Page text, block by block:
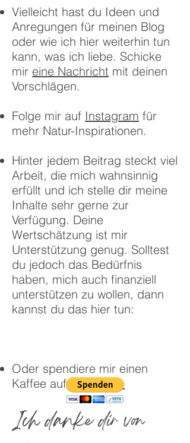
Vielleicht hast du Ideen und
Anregungen für meinen Blog
oder wie ich hier weiterhin tun
kann, was ich liebe. Schicke
mir eine Nachricht mit deinen
Vorschlägen.
Folge mir auf Instagram für
mehr Natur-Inspirationen.
Hinter jedem Beitrag steckt viel
Arbeit, die mich wahnsinnig
erfüllt und ich stelle dir meine
Inhalte sehr gerne zur
Verfügung. Deine
Wertschätzung ist mir
Unterstützung genug. Solltest
du jedoch das Bedürfnis
haben, mich auch finanziell
unterstützen zu wollen, dann
kannst du das hier tun:
Oder spendiere mir einen
Kaffee aufKo-fi.com.
Ich danke dir von